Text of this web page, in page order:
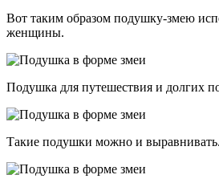
Вот таким образом подушку-змею
женщины.
Подушка для путешествия и долгих
Такие подушки можно и выравнивать.